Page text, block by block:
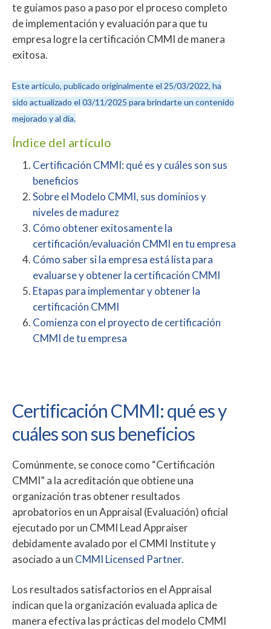
te guiamos paso a paso por el proceso completo
de implementación y evaluación para que tu
empresa logre la certificación CMMI de manera
exitosa.
Este artículo, publicado originalmente el 25/03/2022, ha
sido actualizado el 03/11/2025 para brindarte un contenido
mejorado y al día.
Índice del artículo
Certificación CMMI: qué es y cuáles son sus
beneficios
Sobre el Modelo CMMI, sus dominios y
niveles de madurez
Cómo obtener exitosamente la
certificación/evaluación CMMI en tu empresa
Cómo saber si la empresa está lista para
evaluarse y obtener la certificación CMMI
Etapas para implementar y obtener la
certificación CMMI
Comienza con el proyecto de certificación
CMMI de tu empresa
Certificación CMMI: qué es y
cuáles son sus beneficios
Comúnmente, se conoce como “Certificación
CMMI” a la acreditación que obtiene una
organización tras obtener resultados
aprobatorios en un Appraisal (Evaluación) oficial
ejecutado por un CMMI Lead Appraiser
debidamente avalado por el CMMI Institute y
asociado a un CMMI Licensed Partner.
Los resultados satisfactorios en el Appraisal
indican que la organización evaluada aplica de
manera efectiva las prácticas del modelo CMMI